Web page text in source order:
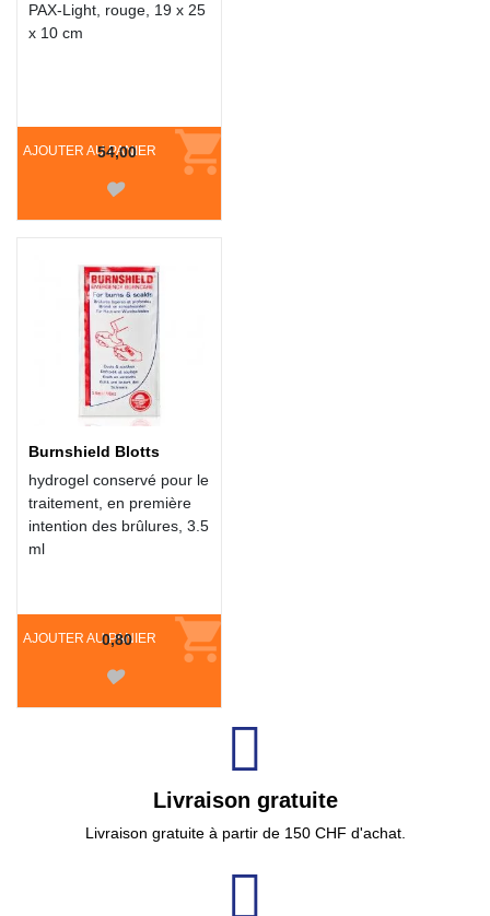
PAX-Light, rouge, 19 x 25
x 10 cm
AJOUTER AU PANIER
54,00
Burnshield Blotts
hydrogel conservé pour le
traitement, en première
intention des brûlures, 3.5
ml
AJOUTER AU PANIER
0,80
Livraison gratuite
Livraison gratuite à partir de 150 CHF d'achat.